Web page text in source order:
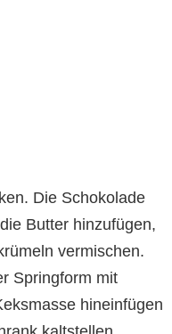
Die Schokolade
Butter hinzufügen,
vermischen.
Springform mit
hineinfügen